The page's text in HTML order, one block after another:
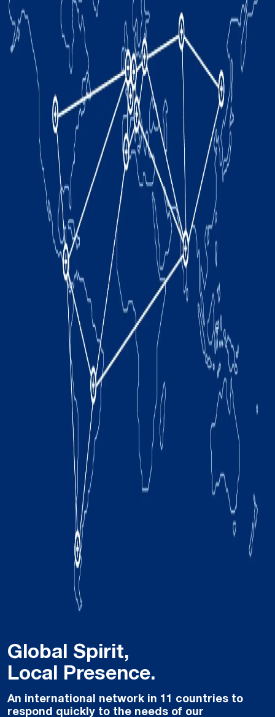
Global Spirit,
Local Presence.
An international network in 11 countries to
respond quickly to the needs of our